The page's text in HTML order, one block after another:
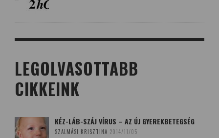
LEGOLVASOTTABB
CIKKEINK
KÉZ-LÁB-SZÁJ VÍRUS – AZ ÚJ GYEREKBETEGSÉG
SZALMÁSI KRISZTINA 2014/11/05